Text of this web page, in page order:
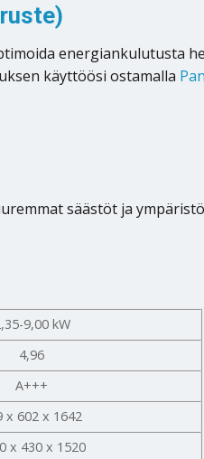
energiankulutusta
käyttöösi ostamalla
säästöt ja
9,00 kW
4,96
A+++
x 602 x 1642
x 430 x 1520